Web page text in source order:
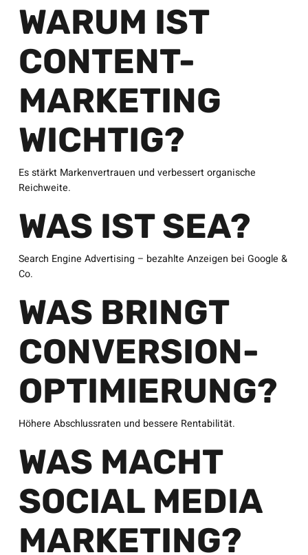
WARUM IST
CONTENT-
MARKETING
WICHTIG?
Es stärkt Markenvertrauen und verbessert organische
Reichweite.
WAS IST SEA?
Search Engine Advertising – bezahlte Anzeigen bei Google &
Co.
WAS BRINGT
CONVERSION-
OPTIMIERUNG?
Höhere Abschlussraten und bessere Rentabilität.
WAS MACHT
SOCIAL MEDIA
MARKETING?